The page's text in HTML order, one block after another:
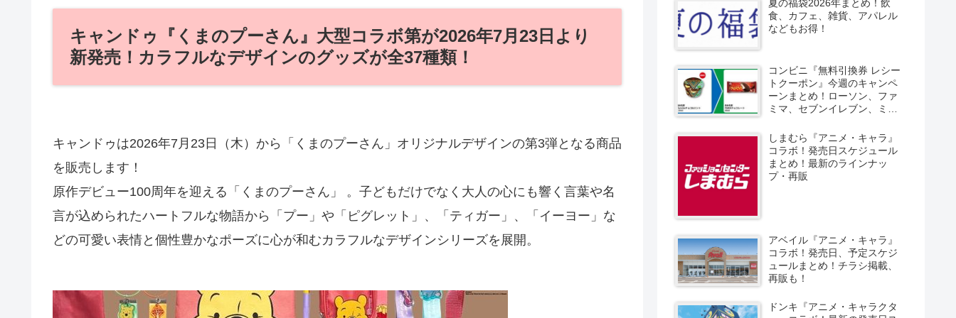
キャンドゥ『くまのプーさん』大型コラボ第が2026年7月23日より
新発売！カラフルなデザインのグッズが全37種類！
キャンドゥは2026年7月23日（木）から「くまのプーさん」オリジナルデザインの第3弾となる商品
を販売します！
原作デビュー100周年を迎える「くまのプーさん」 。子どもだけでなく大人の心にも響く言葉や名
言が込められたハートフルな物語から「プー」や「ピグレット」、「ティガー」、「イーヨー」な
どの可愛い表情と個性豊かなポーズに心が和むカラフルなデザインシリーズを展開。
夏の福袋2026年まとめ！飲
食、カフェ、雑貨、アパレル
などもお得！
コンビニ『無料引換券 レシー
トクーポン』今週のキャンペ
ーンまとめ！ローソン、ファ
ミマ、セブンイレブン、ミニ
しまむら『アニメ・キャラ』
コラボ！発売日スケジュール
まとめ！最新のラインナッ
プ・再販
アベイル『アニメ・キャラ』
コラボ！発売日、予定スケジ
ュールまとめ！チラシ掲載、
再販も！
ドンキ『アニメ・キャラクタ